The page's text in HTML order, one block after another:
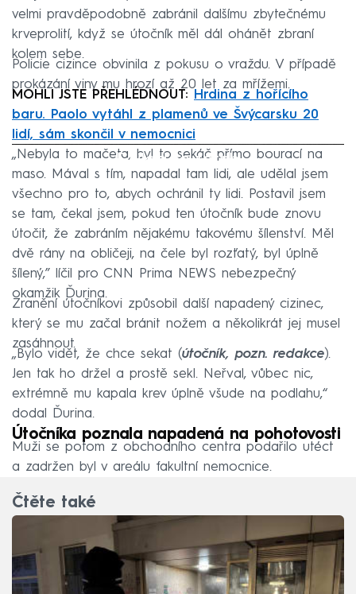
velmi pravděpodobně zabránil dalšímu zbytečnému
krveprolití, když se útočník měl dál ohánět zbraní
kolem sebe.
Policie cizince obvinila z pokusu o vraždu. V případě
prokázání viny mu hrozí až 20 let za mřížemi.
MOHLI JSTE PŘEHLÉDNOUT:
Hrdina z hořícího
baru. Paolo vytáhl z plamenů ve Švýcarsku 20
lidí, sám skončil v nemocnici
Failed to fetch
„Nebyla to mačeta, byl to sekáč přímo bourací na
maso. Mával s tím, napadal tam lidi, ale udělal jsem
všechno pro to, abych ochránil ty lidi. Postavil jsem
se tam, čekal jsem, pokud ten útočník bude znovu
útočit, že zabráním nějakému takovému šílenství. Měl
dvě rány na obličeji, na čele byl rozťatý, byl úplně
šílený,” líčil pro CNN Prima NEWS nebezpečný
okamžik Ďurina.
Zranění útočníkovi způsobil další napadený cizinec,
který se mu začal bránit nožem a několikrát jej musel
zasáhnout.
„Bylo vidět, že chce sekat (útočník, pozn. redakce).
Jen tak ho držel a prostě sekl. Neřval, vůbec nic,
extrémně mu kapala krev úplně všude na podlahu,“
dodal Ďurina.
Útočníka poznala napadená na pohotovosti
Muži se potom z obchodního centra podařilo utéct
a zadržen byl v areálu fakultní nemocnice.
Čtěte také